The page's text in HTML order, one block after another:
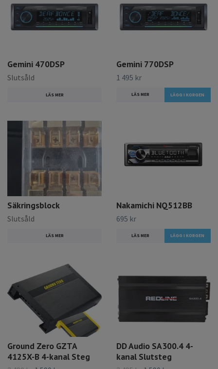
Gemini 470DSP
Slutsåld
LÄS MER
Gemini 770DSP
1 495 kr
LÄS MER
Säkringsblock
Slutsåld
LÄS MER
Nakamichi NQ512BB
695 kr
LÄS MER
Ground Zero GZTA
4125X-B 4-kanal Steg
DD Audio SA300.4 4-
kanal Slutsteg